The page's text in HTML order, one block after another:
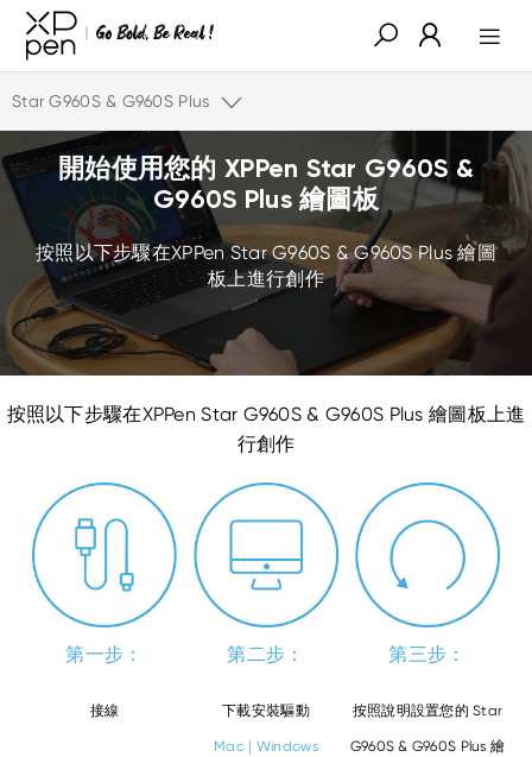
Star G960S & G960S Plus
開始使用您的 XPPen Star G960S &
G960S Plus 繪圖板
按照以下步驟在XPPen Star G960S & G960S Plus 繪圖
板上進行創作
按照以下步驟在XPPen Star G960S & G960S Plus 繪圖板上進
行創作
第一步：
接線
第二步：
下載安裝驅動
Mac | Windows
第三步：
按照說明設置您的 Star
G960S & G960S Plus 繪